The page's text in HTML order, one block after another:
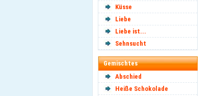
Küsse
Liebe
Liebe ist...
Sehnsucht
Gemischtes
Abschied
Heiße Schokolade